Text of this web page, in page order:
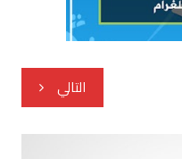
التالي